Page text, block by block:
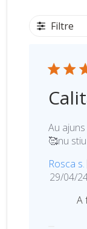
Filtre
Au
🥰nu
Rosca s.
D
29/04/
A